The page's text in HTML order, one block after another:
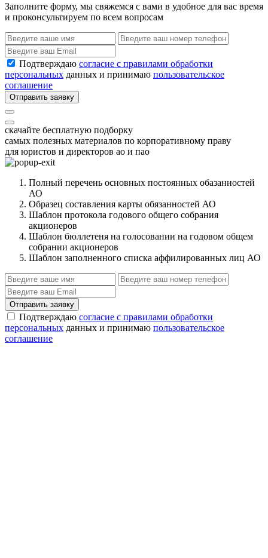
Заполните форму, мы свяжемся с вами в удобное для вас время
и проконсультируем по всем вопросам
Подтверждаю согласие с правилами обработки
персональных данных и принимаю пользовательское
соглашение
Отправить заявку
скачайте бесплатную подборку
самых полезных материалов по корпоративному праву
для юристов и директоров ао и пао
Полный перечень основных постоянных обазанностей
АО
Образец составления карты обязанностей АО
Шаблон протокола годового общего собрания
акционеров
Шаблон бюллетеня на голосовании на годовом общем
собрании акционеров
Шаблон заполненного списка аффилированных лиц АО
Отправить заявку
Подтверждаю согласие с правилами обработки
персональных данных и принимаю пользовательское
соглашение